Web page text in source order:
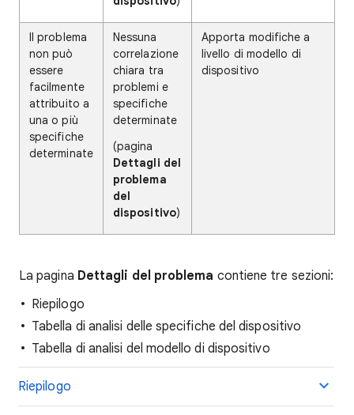
Il problema
non può
essere
facilmente
attribuito a
una o più
specifiche
determinate
Nessuna
correlazione
chiara tra
problemi e
specifiche
determinate
(pagina
Dettagli del
problema
del
dispositivo)
Apporta modifiche a
livello di modello di
dispositivo
La pagina Dettagli del problema contiene tre sezioni:
Riepilogo
Tabella di analisi delle specifiche del dispositivo
Tabella di analisi del modello di dispositivo
Riepilogo